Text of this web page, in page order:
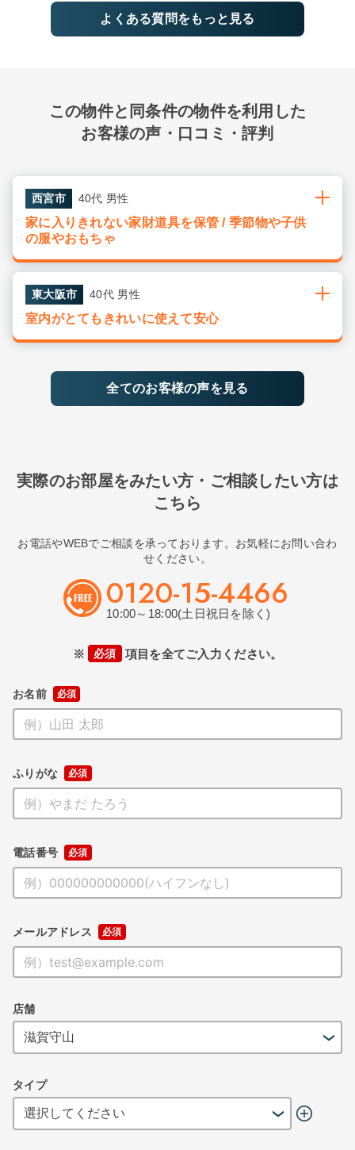
よくある質問をもっと見る
この物件と同条件の物件を利用した
お客様の声・口コミ・評判
西宮市 40代 男性
家に入りきれない家財道具を保管 / 季節物や子供
の服やおもちゃ
東大阪市 40代 男性
室内がとてもきれいに使えて安心
全てのお客様の声を見る
実際のお部屋をみたい方・ご相談したい方は
こちら
お電話やWEBでご相談を承っております。お気軽にお問い合わ
せください。
0120-15-4466
10:00～18:00(土日祝日を除く)
※ 必須 項目を全てご入力ください。
お名前
ふりがな
電話番号
メールアドレス
店舗
タイプ